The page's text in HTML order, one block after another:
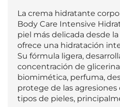
La crema hidratante
Body Care Intensive
piel más delicada desde
ofrece una hidratación
Su fórmula ligera,
concentración de
biomimética, perfuma,
protege de las
tipos de pieles,